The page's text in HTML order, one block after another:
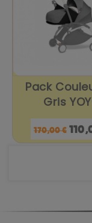
Pack Couleur
Gris
Prix
de
170,00 € Prix